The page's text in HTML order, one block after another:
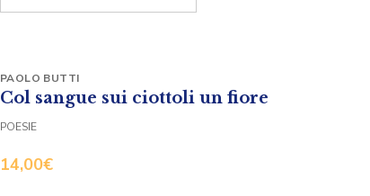
Col sangue sui ciottoli un fiore
14,00€
PAOLO BUTTI
POESIE